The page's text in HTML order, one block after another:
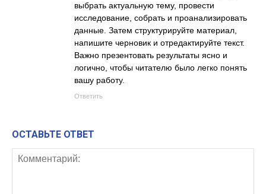
выбрать актуальную тему, провести
исследование, собрать и проанализировать
данные. Затем структурируйте материал,
напишите черновик и отредактируйте текст.
Важно презентовать результаты ясно и
логично, чтобы читателю было легко понять
вашу работу.
Ответить
ОСТАВЬТЕ ОТВЕТ